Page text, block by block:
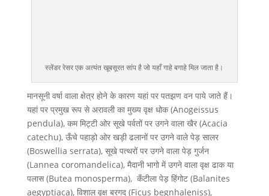
स्लेंडर रेसर एक अत्यंत खूबसूरत सांप है जो यहाँ गाहे बगाहे मिल जाता है।
मानसूनी वर्षा वाला क्षेत्र होने के कारण यहां पर पतझण वन पाये जाते हैं।
यहां पर प्रमुख रूप से अरावली का मुख्य वृक्ष धोक (Anogeissus
pendula), कम मिट्टी ओर सूखे पर्वतों पर उगने वाला खैर (Acacia
catechu), ऊँचे पहाड़ो ओर खड़ी ढलानों पर उगने वाले पेड़ सालर
(Boswellia serrata), सूखे पत्थरों पर उगने वाला पेड़ गुर्जन
(Lannea coromandelica), मैदानी भागो में उगने वाला वृक्ष ढाक या
पलास (Butea monosperma), कँटीला पेड़ हिंगोट (Balanites
aegyptiaca), विशाल वृक्ष बरगद (Ficus begnhaleniss),